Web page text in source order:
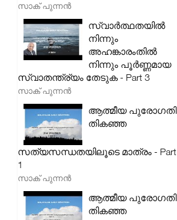
സാക് പുന്നൻ
സ്വാർത്ഥതയിൽ
നിന്നും
അഹങ്കാരംതിൽ
നിന്നും പൂർണ്ണമായ
സ്വാതന്ത്ര്യം തേടുക - Part 3
സാക് പുന്നൻ
ആത്മീയ പുരോഗതി
തികഞ്ഞ
സത്യസന്ധതയിലൂടെ മാത്രം - Part
1
സാക് പുന്നൻ
ആത്മീയ പുരോഗതി
തികഞ്ഞ